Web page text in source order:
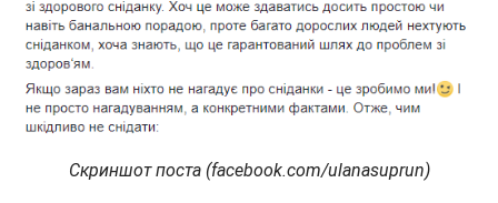
Скриншот поста (facebook.com/ulanasuprun)